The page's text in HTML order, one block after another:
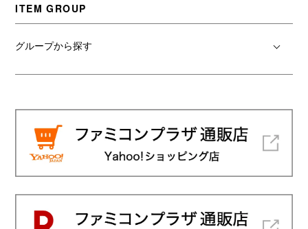
ITEM GROUP
グループから探す